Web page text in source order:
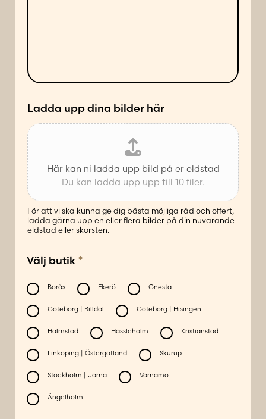
t
*
d
e
Ladda upp dina bilder här
Här kan ni ladda upp bild på er eldstad
Du kan ladda upp upp till 10 filer.
För att vi ska kunna ge dig bästa möjliga råd och offert,
ladda gärna upp en eller flera bilder på din nuvarande
eldstad eller skorsten.
Välj butik *
Borås Ekerö Gnesta
Göteborg | Billdal Göteborg | Hisingen
Halmstad Hässleholm Kristianstad
Linköping | Östergötland Skurup
Stockholm | Järna Värnamo
Ängelholm